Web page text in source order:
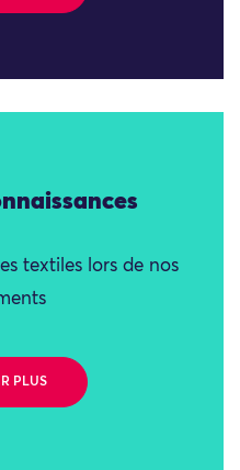
textiles lors de nos
PLUS